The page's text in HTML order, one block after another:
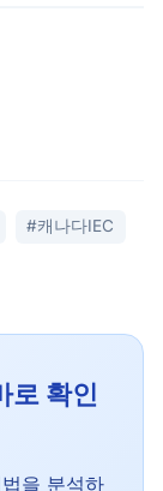
#캐나다IEC
로 확인
을 분석하